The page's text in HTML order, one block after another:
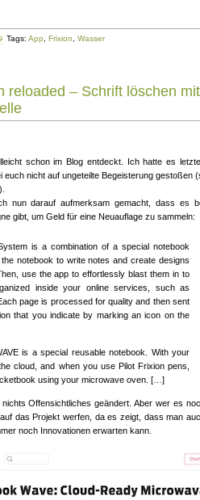
Tags: App Frixion Wasser
reloaded – Schrift löschen mit
schon im Blog entdeckt. Ich hatte es
nicht auf ungeteilte Begeisterung gestoßen
).
nun darauf aufmerksam gemacht, dass es
gibt, um Geld für eine Neuauflage zu sammeln:
is a combination of a special notebook
notebook to write notes and create designs
use the app to effortlessly blast them in to
inside your online services, such as
page is processed for quality and then sent
that you indicate by marking an icon on the
is a special reusable notebook. With your
cloud, and when you use Pilot Frixion pens,
using your microwave oven. […]
Offensichtliches geändert. Aber wer es
das Projekt werfen, da es zeigt, dass man
noch Innovationen erwarten kann.